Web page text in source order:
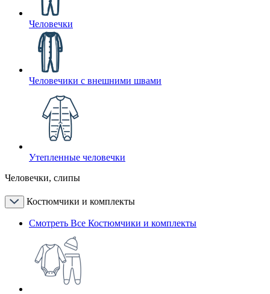
Человечки
Человечики с внешними швами
Утепленные человечки
Человечки, слипы
Костюмчики и комплекты
Смотреть Все Костюмчики и комплекты